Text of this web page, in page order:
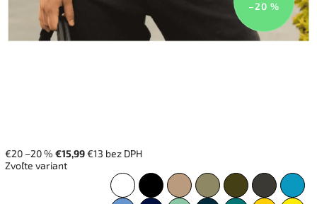
–20 %
€20 –20 % €15,99€13 bez DPH
Zvoľte variant